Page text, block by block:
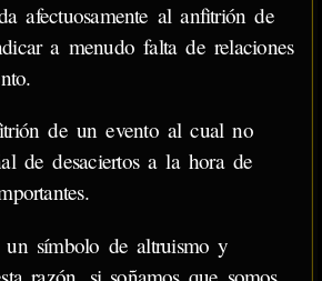
afectuosamente al anfitrión de
a menudo falta de relaciones
de un evento al cual no
de desaciertos a la hora de
símbolo de altruismo y